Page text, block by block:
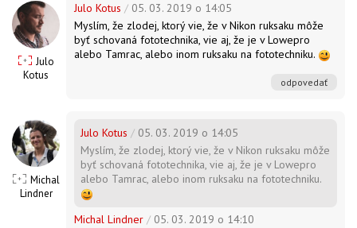
Julo
Kotus
Julo Kotus / 05. 03. 2019 o 14:05
Myslím, že zlodej, ktorý vie, že v Nikon ruksaku môže
byť schovaná fototechnika, vie aj, že je v Lowepro
alebo Tamrac, alebo inom ruksaku na fototechniku.
odpovedať
Michal
Lindner
Julo Kotus / 05. 03. 2019 o 14:05
Myslím, že zlodej, ktorý vie, že v Nikon ruksaku môže
byť schovaná fototechnika, vie aj, že je v Lowepro
alebo Tamrac, alebo inom ruksaku na fototechniku.
Michal Lindner / 05. 03. 2019 o 14:10